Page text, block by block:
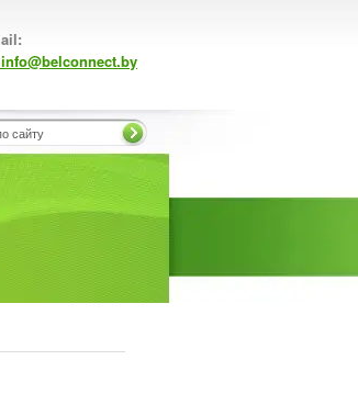
info@belconnect.by